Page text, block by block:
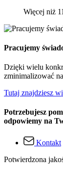
Więcej niż
Pracujemy
Dzięki wielu
zminimalizować
Tutaj znajdziesz
Potrzebujesz
odpowiemy na
Kontakt
Potwierdzona